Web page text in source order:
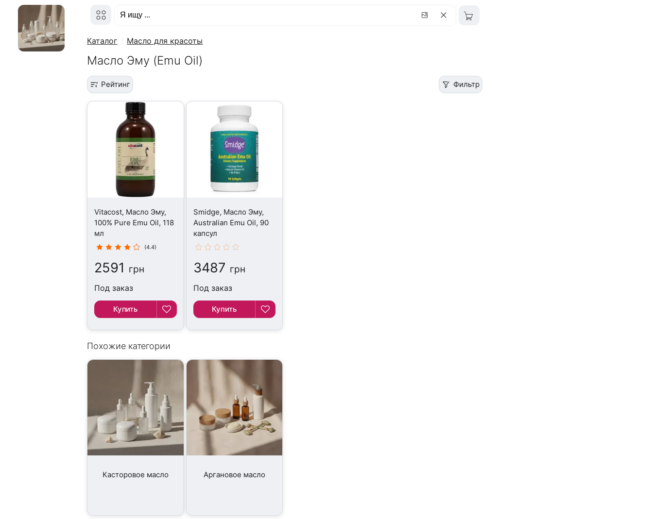
Каталог Масло для красоты
Масло Эму (Emu Oil)
Рейтинг Фильтр
Vitacost, Масло Эму,
100% Pure Emu Oil, 118
мл
(4.4)
2591 грн
Под заказ
Купить
Smidge, Масло Эму,
Australian Emu Oil, 90
капсул
3487 грн
Под заказ
Купить
Похожие категории
Касторовое масло Аргановое масло